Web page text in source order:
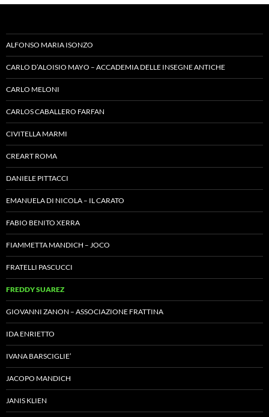
ALFONSO MARIA ISONZO
CARLO D’ALOISIO MAYO – ACCADEMIA DELLE INSEGNE ANTICHE
CARLO MELONI
CARLOS CABALLERO FARFAN
CIVITELLA MARMI
CREART ROMA
DANIELE PITTACCI
EMANUELA DI NICOLA – IL CARATO
FABIO BENITO XERRA
FIAMMETTA MANDICH – JOCO
FRATELLI PASCUCCI
FREDDY SUAREZ
GIOVANNI ZANON – ASSOCIAZIONE FRATTINA
IDA ENRIETTO
IVANA BARSCIGLIE’
JACOPO MANDICH
JANIS KLIEN